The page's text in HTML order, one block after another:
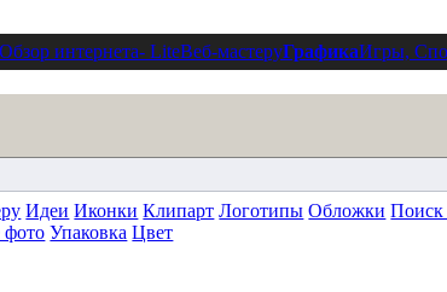
Обзор интернета- LiteВеб-мастеруГрафикаИгры,
Идеи Иконки Клипарт Логотипы Обложки Поиск
фото Упаковка Цвет